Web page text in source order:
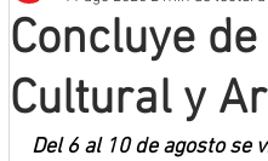
Mineros LNBP
Concluye
Cultural y
Del 6 al 10 de agosto se